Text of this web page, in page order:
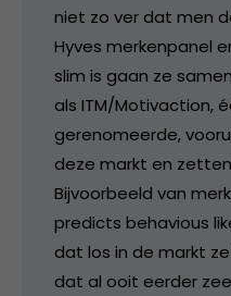
niet zo ver dat men
Hyves merkenpanel
slim is gaan ze
als ITM/Motivaction,
gerenomeerde,
deze markt en
Bijvoorbeeld van
predicts behavious
dat los in de markt
dat al ooit eerder